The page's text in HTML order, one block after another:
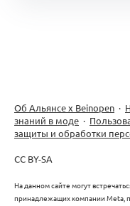
Об Альянсе х Beinopen ·
знаний в моде ·
защиты и обработки
CC BY-SA
На данном сайте могут
принадлежащих компании Meta,